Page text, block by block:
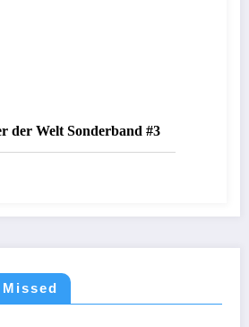
der Welt Sonderband #3